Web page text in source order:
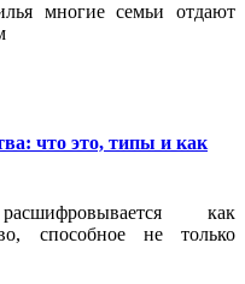
многие семьи отдают
что это, типы и как
как
способное не только